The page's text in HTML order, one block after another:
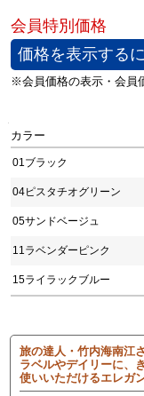
価格を表示する
カラー
01ブラック
04ピスタチオグリーン
05サンドベージュ
11ラベンダーピンク
15ライラックブルー
旅の達人・竹内海南江
ラベルやデイリーに、
使いいただけるエレガ